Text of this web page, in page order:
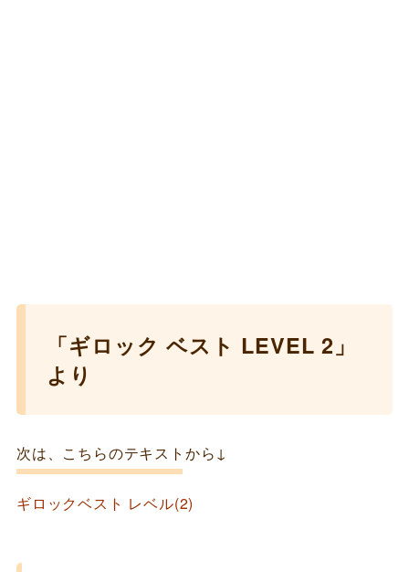
「ギロック ベスト LEVEL 2」
より
次は、こちらのテキストから↓
ギロックベスト レベル(2)